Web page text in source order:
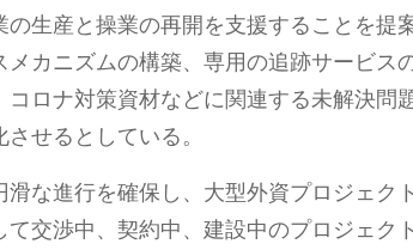
生産と操業の再開を支援することを提
カニズムの構築、専用の追跡サービス
ロナ対策資材などに関連する未解決問
せるとしている。
な進行を確保し、大型外資プロジェク
交渉中、契約中、建設中のプロジェク